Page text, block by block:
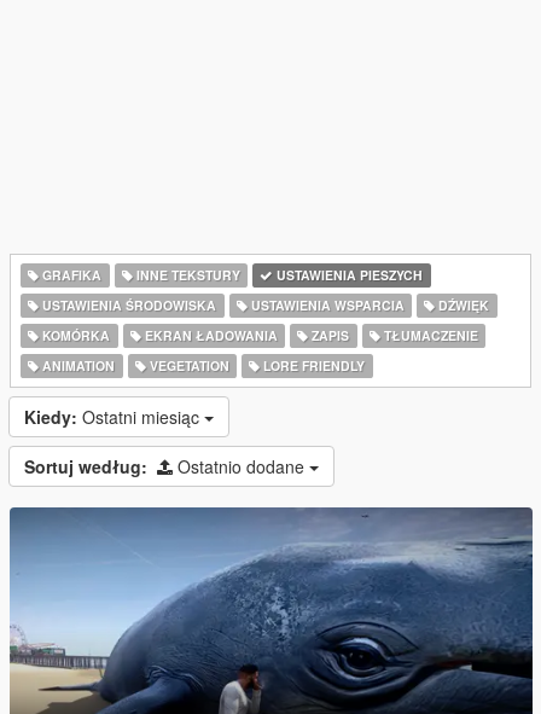
GRAFIKA INNE TEKSTURY
USTAWIENIA PIESZYCH
USTAWIENIA ŚRODOWISKA
USTAWIENIA WSPARCIA
DŹWIĘK
KOMÓRKA
EKRAN ŁADOWANIA ZAPIS
TŁUMACZENIE
ANIMATION
VEGETATION LORE FRIENDLY
Kiedy: Ostatni miesiąc
Sortuj według: Ostatnio dodane